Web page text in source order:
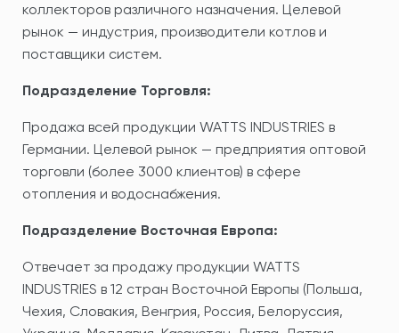
коллекторов различного назначения. Целевой
рынок — индустрия, производители котлов и
поставщики систем.
Подразделение Торговля:
Продажа всей продукции WATTS INDUSTRIES в
Германии. Целевой рынок — предприятия оптовой
торговли (более 3000 клиентов) в сфере
отопления и водоснабжения.
Подразделение Восточная Европа:
Отвечает за продажу продукции WATTS
INDUSTRIES в 12 стран Восточной Европы (Польша,
Чехия, Словакия, Венгрия, Россия, Белоруссия,